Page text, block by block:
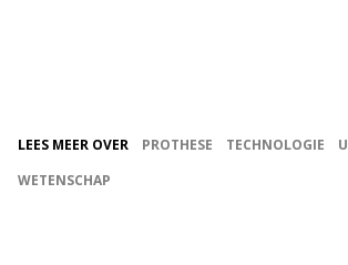
LEES MEER OVER PROTHESE TECHNOLOGIE
WETENSCHAP